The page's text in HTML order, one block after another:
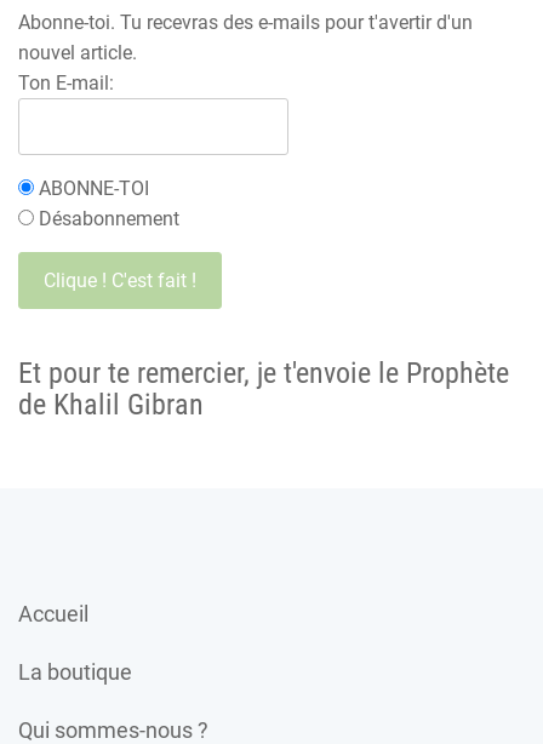
Abonne-toi. Tu recevras des e-mails pour t'avertir d'un
nouvel article.
Ton E-mail:
ABONNE-TOI
Désabonnement
Et pour te remercier, je t'envoie le Prophète
de Khalil Gibran
Accueil
La boutique
Qui sommes-nous ?